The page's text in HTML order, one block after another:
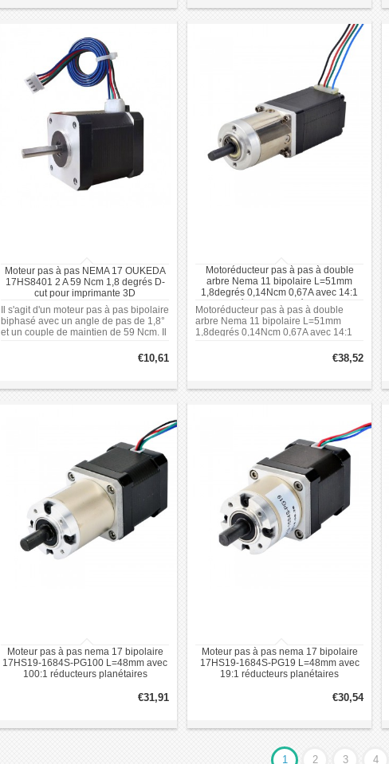
arbre de 8 mm de diamètre, le moteur
arrière de 40 mm.
Moteur pas à pas NEMA 17 OUKEDA
17HS8401 2 A 59 Ncm 1,8 degrés D-
cut pour imprimante 3D
Il s'agit d'un moteur pas à pas bipolaire
biphasé avec un angle de pas de 1,8°
et un couple de maintien de 59 Ncm. Il
fonctionne sur une plage de tension
de 12 à 36 V. Avec un châssis Nema
€10,61
Motoréducteur pas à pas à double
arbre Nema 11 bipolaire L=51mm
1,8degrés 0,14Ncm 0,67A avec 14:1
réducteur planétaire
Motoréducteur pas à pas à double
arbre Nema 11 bipolaire L=51mm
1,8degrés 0,14Ncm 0,67A avec 14:1
engrenages: planétaire. Dimension de
de vitesses: 35,8 mm.
€38,52
Moteur pas à pas nema 17 bipolaire
17HS19-1684S-PG100 L=48mm avec
100:1 réducteurs planétaires
€31,91
Moteur pas à pas nema 17 bipolaire
17HS19-1684S-PG19 L=48mm avec
19:1 réducteurs planétaires
€30,54
1 2 3 4